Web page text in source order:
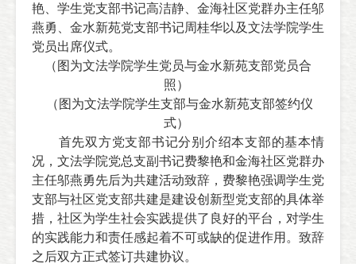
艳、学生党支部书记高洁静、金海社区党群办主任邬
燕勇、金水新苑党支部书记周桂华以及文法学院学生
党员出席仪式。
（图为文法学院学生党员与金水新苑支部党员合
照）
（图为文法学院学生支部与金水新苑支部签约仪
式）
首先双方党支部书记分别介绍本支部的基本情
况，文法学院党总支副书记费黎艳和金海社区党群办
主任邬燕勇先后为共建活动致辞，费黎艳强调学生党
支部与社区党支部共建是建设创新型党支部的具体举
措，社区为学生社会实践提供了良好的平台，对学生
的实践能力和责任感起着不可或缺的促进作用。致辞
之后双方正式签订共建协议。